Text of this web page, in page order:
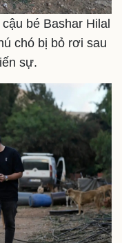
bé Bashar Hilal
chó bị bỏ rơi sau
sự.